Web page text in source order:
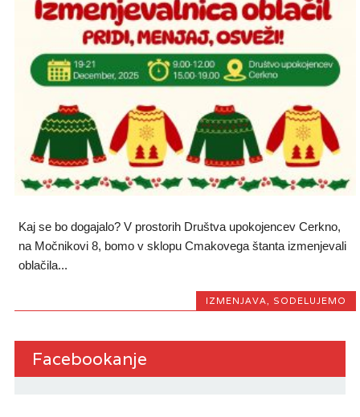
Kaj se bo dogajalo? V prostorih Društva upokojencev Cerkno,
na Močnikovi 8, bomo v sklopu Cmakovega štanta izmenjevali
oblačila...
IZMENJAVA, SODELUJEMO
Facebookanje